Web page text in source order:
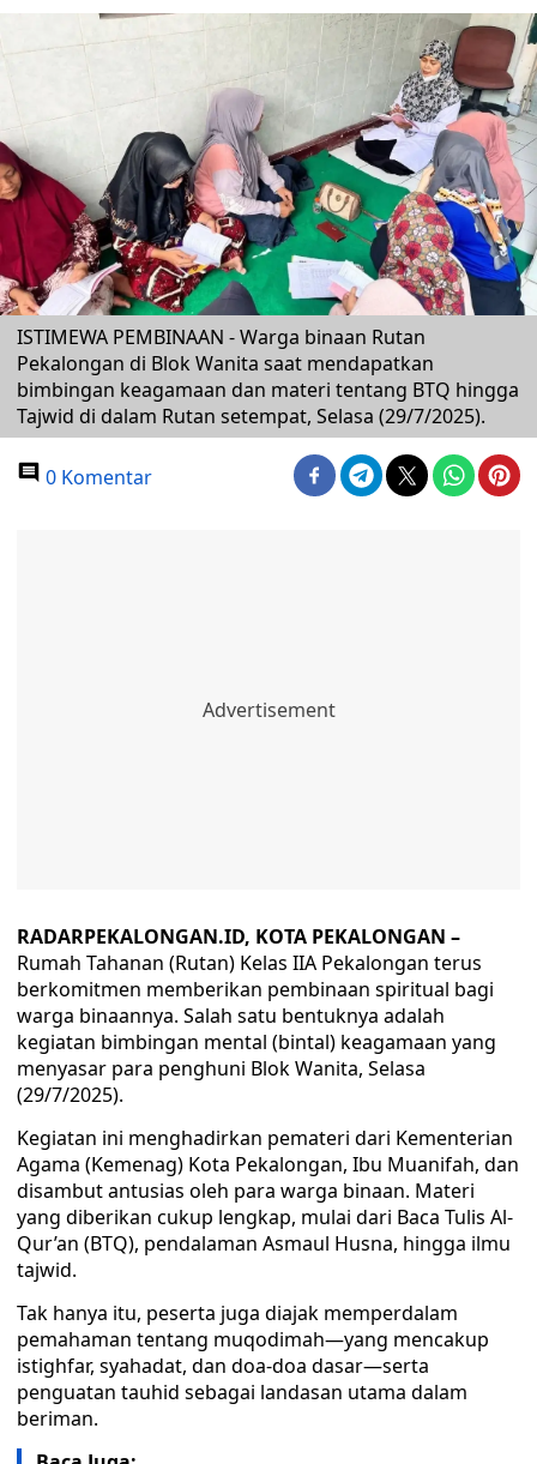
ISTIMEWA PEMBINAAN - Warga binaan Rutan
Pekalongan di Blok Wanita saat mendapatkan
bimbingan keagamaan dan materi tentang BTQ hingga
Tajwid di dalam Rutan setempat, Selasa (29/7/2025).
0 Komentar
RADARPEKALONGAN.ID, KOTA PEKALONGAN –
Rumah Tahanan (Rutan) Kelas IIA Pekalongan terus
berkomitmen memberikan pembinaan spiritual bagi
warga binaannya. Salah satu bentuknya adalah
kegiatan bimbingan mental (bintal) keagamaan yang
menyasar para penghuni Blok Wanita, Selasa
(29/7/2025).
Kegiatan ini menghadirkan pemateri dari Kementerian
Agama (Kemenag) Kota Pekalongan, Ibu Muanifah, dan
disambut antusias oleh para warga binaan. Materi
yang diberikan cukup lengkap, mulai dari Baca Tulis Al-
Qur’an (BTQ), pendalaman Asmaul Husna, hingga ilmu
tajwid.
Tak hanya itu, peserta juga diajak memperdalam
pemahaman tentang muqodimah—yang mencakup
istighfar, syahadat, dan doa-doa dasar—serta
penguatan tauhid sebagai landasan utama dalam
beriman.